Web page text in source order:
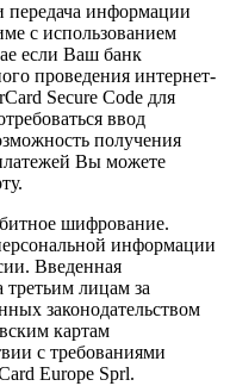
информации
с использованием
если Ваш банк
проведения интернет-
Secure Code для
ввод
получения
Вы можете
шифрование.
информации
Введенная
третьим лицам за
законодательством
картам
с требованиями
Europe Sprl.